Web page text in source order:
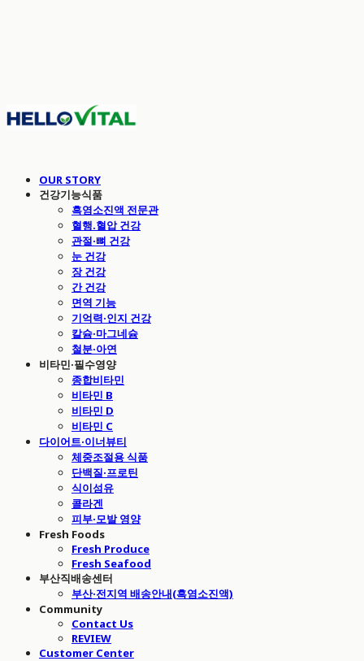
OUR STORY
건강기능식품
흑염소진액 전문관
혈행.혈압 건강
관절·뼈 건강
눈 건강
장 건강
간 건강
면역 기능
기억력·인지 건강
칼슘·마그네슘
철분·아연
비타민·필수영양
종합비타민
비타민 B
비타민 D
비타민 C
다이어트·이너뷰티
체중조절용 식품
단백질·프로틴
식이섬유
콜라겐
피부·모발 영양
Fresh Foods
Fresh Produce
Fresh Seafood
부산직배송센터
부산·전지역 배송안내(흑염소진액)
Community
Contact Us
REVIEW
Customer Center